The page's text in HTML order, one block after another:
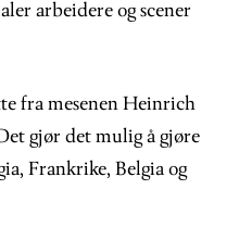
arbeidere og scener
fra mesenen Heinrich
gjør det mulig å gjøre
Frankrike, Belgia og